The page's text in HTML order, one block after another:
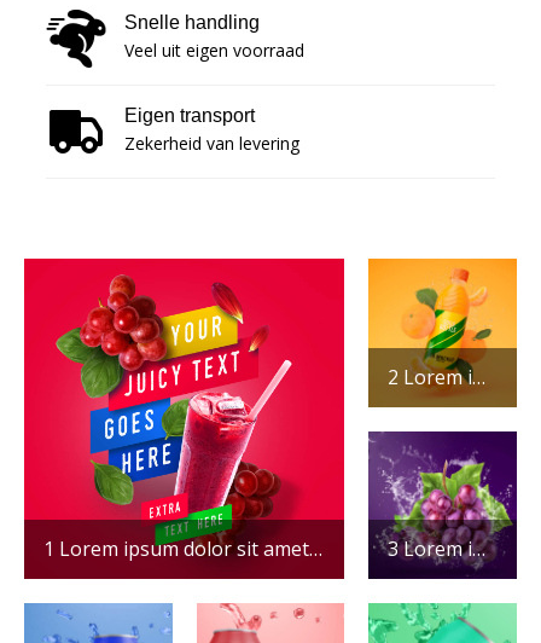
Snelle handling
Veel uit eigen voorraad
Eigen transport
Zekerheid van levering
1 Lorem ipsum dolor sit amet consectetur adipisicing elit. Maxime mollitia, molestiae quas vel sint commodi repudiandae consequuntur voluptatum laborum numquam blanditiis harum quisquam
2 Lorem ipsum dolor sit amet consectetur adipisicing elit. Maxime mollitia, molestiae quas vel sint commodi repudiandae consequuntur voluptatum laborum numquam blanditiis harum quisquam
3 Lorem ipsum dolor sit amet consectetur adipisicing elit. Maxime mollitia, molestiae quas vel sint commodi repudiandae consequuntur voluptatum laborum numquam blanditiis harum quisquam